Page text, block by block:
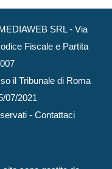
SRL - Via
Fiscale e Partita
il Tribunale di Roma
07/2021
- Contattaci